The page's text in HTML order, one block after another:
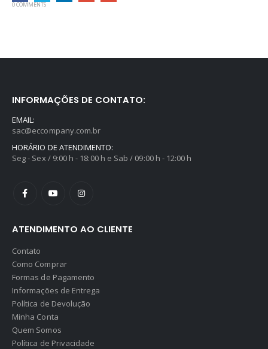
0 COMMENTS
INFORMAÇÕES DE CONTATO:
EMAIL:
sac@eccompany.com.br
HORÁRIO DE ATENDIMENTO:
Seg - Sex / 9:00 h - 18:00 h e Sab / 09:00 h - 12:00 h
ATENDIMENTO AO CLIENTE
Contato
Como Comprar
Formas de Pagamento
Informações de Entrega
Política de Devolução
Minha Conta
Quem Somos
Política de Privacidade